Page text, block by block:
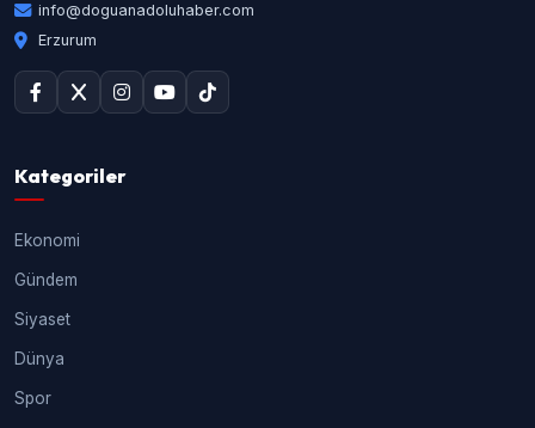
info@doguanadoluhaber.com
Erzurum
Kategoriler
Ekonomi
Gündem
Siyaset
Dünya
Spor